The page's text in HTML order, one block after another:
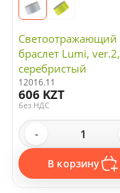
Светоотражающий
браслет Lumi, ver.2,
серебристый
12016.11
606 KZT
без НДС
-
В корзину